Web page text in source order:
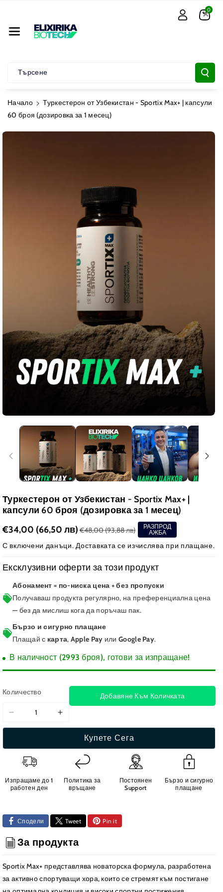
Ържанието
Търсене
0
Начало
Туркестерон от Узбекистан - Sportix Max+ | капсули
60 броя (дозировка за 1 месец)
Туркестерон от Узбекистан - Sportix Max+ |
капсули 60 броя (дозировка за 1 месец)
€34,00 (66,50 лв) €48,00(93,88 лв)
РАЗПРОД
АЖБА
С включени данъци.Доставката се изчислява при плащане.
Ексклузивни оферти за този продукт
Абонамент = по-ниска цена + без пропуски
Получаваш продукта регулярно, на преференциална цена
— без да мислиш кога да поръчаш пак.
Бързо и сигурно плащане
Плащай с карта, Apple Pay илиGoogle Pay.
В наличност (2993 броя), готови за изпращане!
Количество
Намаляване
на
за
Туркестерон
Узбекистан
-
Max+
|
капсули
60
(дозировка
за
Увеличаване
на
количеството
за
Туркестерон
Узбекистан
Max+
|
капсули
60
(дозировка
за
Добавяне Към Количката
Купете Сега
Изпращаме до 1
работен ден
Политика за
връщане
Постоянен
Support
Бързо и сигурно
плащане
Сподели Tweet Pin it
За продукта
Sportix Max+ представлява новаторска формула, разработена
за активно спортуващи хора, които се стремят към постигане
×